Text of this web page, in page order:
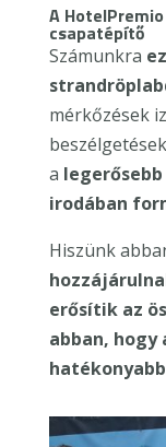
A
csapatépítő
Számunkra
mérkőzések
a
irodában
Hiszünk
erősítik az
abban, hogy